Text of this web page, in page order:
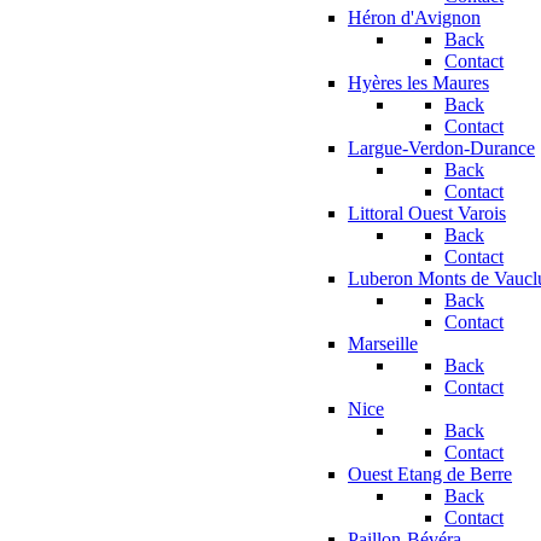
Héron d'Avignon
Back
Contact
Hyères les Maures
Back
Contact
Largue-Verdon-Durance
Back
Contact
Littoral Ouest Varois
Back
Contact
Luberon Monts de
Back
Contact
Marseille
Back
Contact
Nice
Back
Contact
Ouest Etang de Berre
Back
Contact